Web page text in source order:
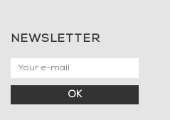
NEWSLETTER
OK